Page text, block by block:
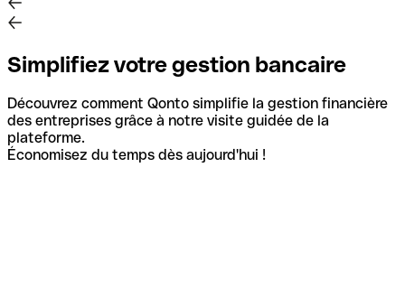
Simplifiez votre gestion bancaire
Découvrez comment Qonto simplifie la gestion financière
des entreprises grâce à notre visite guidée de la
plateforme.
Économisez du temps dès aujourd'hui !